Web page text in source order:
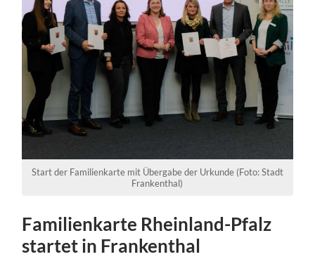
Start der Familienkarte mit Übergabe der Urkunde (Foto: Stadt
Frankenthal)
Familienkarte Rheinland-Pfalz
startet in Frankenthal